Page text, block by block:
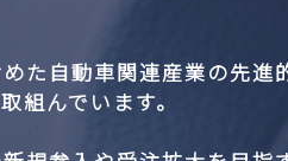
た自動車関連産業の先
組んでいます。